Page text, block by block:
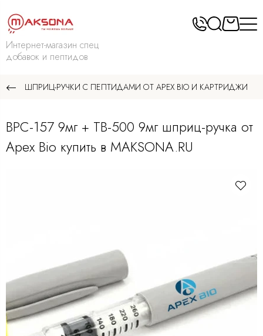
Интернет-магазин спец
добавок и пептидов
ШПРИЦ-РУЧКИ С ПЕПТИДАМИ ОТ APEX BIO И КАРТРИДЖИ
BPC-157 9мг + TB-500 9мг шприц-ручка от
Apex Bio купить в MAKSONA.RU